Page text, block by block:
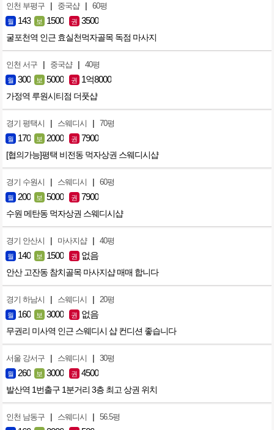
인천 부평구 | 중국샵 | 60평
월 143 보 1500 권 3500
굴포천역 인근 효실천먹자골목 독점 마사지
인천 서구 | 중국샵 | 40평
월 300 보 5000 권 1억8000
가정역 루원시티점 더풋샵
경기 평택시 | 스웨디시 | 70평
월 170 보 2000 권 7900
[협의가능]평택 비전동 먹자상권 스웨디시샵
경기 수원시 | 스웨디시 | 60평
월 200 보 5000 권 7900
수원 메탄동 먹자상권 스웨디시샵
경기 안산시 | 마사지샵 | 40평
월 140 보 1500 권 없음
안산 고잔동 참치골목 마사지샵 매매 합니다
경기 하남시 | 스웨디시 | 20평
월 160 보 3000 권 없음
무권리 미사역 인근 스웨디시 샵 컨디션 좋습니다
서울 강서구 | 스웨디시 | 30평
월 260 보 3000 권 4500
발산역 1번출구 1분거리 3층 최고 상권 위치
인천 남동구 | 스웨디시 | 56.5평